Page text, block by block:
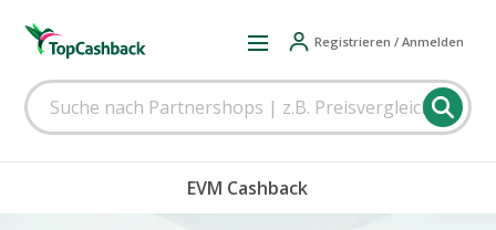
Registrieren / Anmelden
EVM Cashback